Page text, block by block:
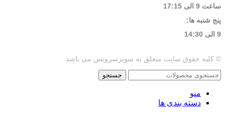
ساعت 9 الی 17:15
پنج شنبه ها:
9 الی 14:30
© کلیه حقوق سایت متعلق به سوپرسرویس می باشد.
جستجو
منو
دسته بندی ها